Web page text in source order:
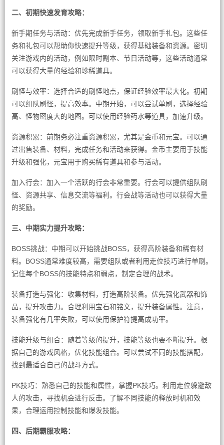
二、初期快速发育攻略：
新手期任务与活动：优先完成新手任务，领取新手礼包。这些任
务和礼包可以帮助你快速提升等级，获得基础装备和资源。密切
关注游戏内的活动，例如限时副本、节日活动等，这些活动通常
可以获得大量的经验和珍稀道具。
刷怪与效率：选择合适的刷怪地点，保证经验效率最大化。初期
可以组队刷怪，提高效率。中期开始，可以尝试单刷，选择经验
高、怪物密度大的地图。可以使用经验药水等道具，加速升级。
资源积累：前期务必注重资源积累，尤其是金币和元宝。可以通
过出售装备、材料，完成任务和活动来获得。金币主要用于技能
升级和强化，元宝用于购买稀有道具和参与活动。
加入行会：加入一个活跃的行会非常重要。行会可以提供组队刷
怪、资源共享、信息交流等福利。行会战等活动也可以获得大量
的奖励。
三、中期实力提升攻略：
BOSS挑战：中期可以开始挑战BOSS，获得高阶装备和稀有材
料。BOSS通常难度较高，需要组队或者利用走位技巧进行单刷。
记住每个BOSS的技能特点和弱点，制定合理的战术。
装备打造与强化：收集材料，打造高阶装备。优先强化武器和饰
品，提升攻击力。合理利用宝石和铭文，提升装备属性。注意，
装备强化有几率失败，可以使用保护符提高成功率。
技能升级与组合：随着等级的提升，技能等级也要不断提升。根
据自己的游戏风格，优化技能组合。可以尝试不同的技能搭配，
找到最适合自己的战斗方式。
PK技巧：熟悉自己的技能和属性，掌握PK技巧。利用走位躲避敌
人的攻击，寻找机会进行反击。了解不同技能的释放时机和效
果，合理运用控制技能和爆发技能。
四、后期霸服攻略：